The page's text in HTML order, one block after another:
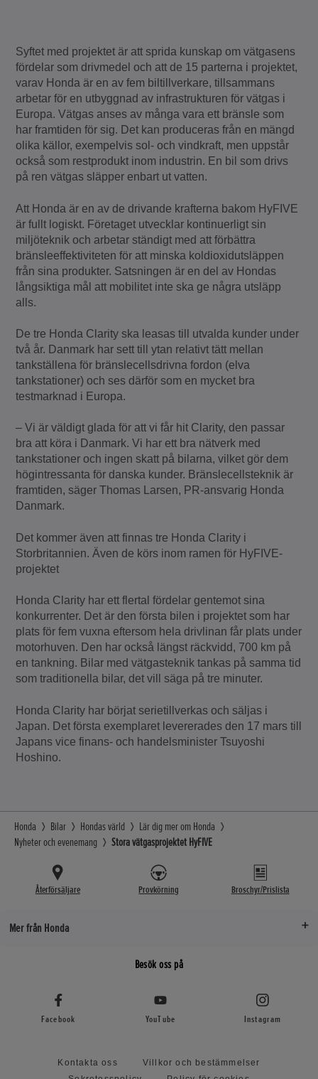
Syftet med projektet är att sprida kunskap om vätgasens
fördelar som drivmedel och att de 15 parterna i projektet,
varav Honda är en av fem biltillverkare, tillsammans
arbetar för en utbyggnad av infrastrukturen för vätgas i
Europa. Vätgas anses av många vara ett bränsle som
har framtiden för sig. Det kan produceras från en mängd
olika källor, exempelvis sol- och vindkraft, men uppstår
också som restprodukt inom industrin. En bil som drivs
på ren vätgas släpper enbart ut vatten.
Att Honda är en av de drivande krafterna bakom HyFIVE
är fullt logiskt. Företaget utvecklar kontinuerligt sin
miljöteknik och arbetar ständigt med att förbättra
bränsleeffektiviteten för att minska koldioxidutsläppen
från sina produkter. Satsningen är en del av Hondas
långsiktiga mål att mobilitet inte ska ge några utsläpp
alls.
De tre Honda Clarity ska leasas till utvalda kunder under
två år. Danmark har sett till ytan relativt tätt mellan
tankställena för bränslecellsdrivna fordon (elva
tankstationer) och ses därför som en mycket bra
testmarknad i Europa.
– Vi är väldigt glada för att vi får hit Clarity, den passar
bra att köra i Danmark. Vi har ett bra nätverk med
tankstationer och ingen skatt på bilarna, vilket gör dem
högintressanta för danska kunder. Bränslecellsteknik är
framtiden, säger Thomas Larsen, PR-ansvarig Honda
Danmark.
Det kommer även att finnas tre Honda Clarity i
Storbritannien. Även de körs inom ramen för HyFIVE-
projektet
Honda Clarity har ett flertal fördelar gentemot sina
konkurrenter. Det är den första bilen i projektet som har
plats för fem vuxna eftersom hela drivlinan får plats under
motorhuven. Den har också längst räckvidd, 700 km på
en tankning. Bilar med vätgasteknik tankas på samma tid
som traditionella bilar, det vill säga på tre minuter.
Honda Clarity har börjat serietillverkas och säljas i
Japan. Det första exemplaret levererades den 17 mars till
Japans vice finans- och handelsminister Tsuyoshi
Hoshino.
Honda Bilar Hondas värld
Lär dig mer om Honda
Nyheter och evenemang
Stora vätgasprojektet HyFIVE
Återförsäljare Provkörning Broschyr/Prislista
Mer från Honda
Besök oss på
Facebook YouTube Instagram
Kontakta oss
Villkor och bestämmelser